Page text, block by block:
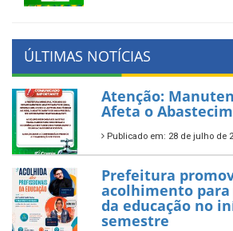
ÚLTIMAS NOTÍCIAS
Atenção:
Afeta o
Publicado em: 28 de julho de
Prefeitura
acolhimento
da educação no
semestre